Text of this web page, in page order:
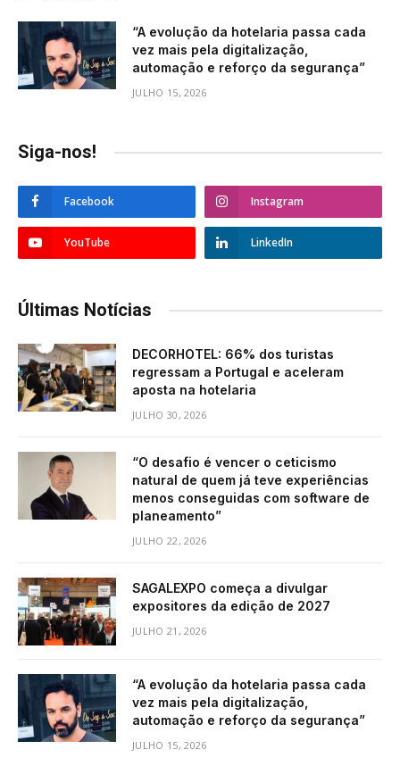
“A evolução da hotelaria passa cada
vez mais pela digitalização,
automação e reforço da segurança”
JULHO 15, 2026
Siga-nos!
Facebook Instagram
YouTube LinkedIn
Últimas Notícias
DECORHOTEL: 66% dos turistas
regressam a Portugal e aceleram
aposta na hotelaria
JULHO 30, 2026
“O desafio é vencer o ceticismo
natural de quem já teve experiências
menos conseguidas com software de
planeamento”
JULHO 22, 2026
SAGALEXPO começa a divulgar
expositores da edição de 2027
JULHO 21, 2026
“A evolução da hotelaria passa cada
vez mais pela digitalização,
automação e reforço da segurança”
JULHO 15, 2026